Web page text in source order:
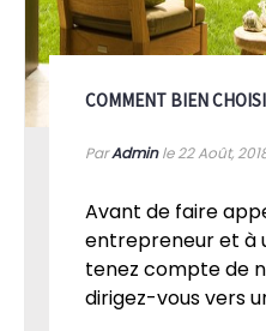
COMMENT BIEN
ParAdminle 22Août,
Avant de faire
entrepreneur et à
tenez compte de
dirigez-vous vers